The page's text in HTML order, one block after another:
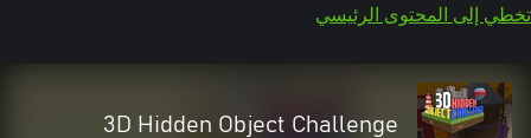
تخطي إلى المحتوى الرئيسي
3D Hidden Object Challenge